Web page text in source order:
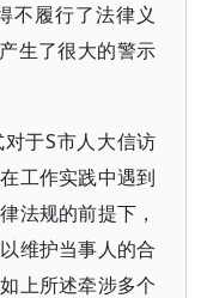
不履行了法律义
生了很大的警示
于S市人大信访
工作实践中遇到
法规的前提下，
维护当事人的合
上所述牵涉多个